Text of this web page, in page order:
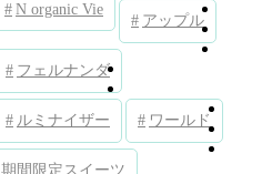
N organic Vie
アップル
フェルナンダ
ルミナイザー ワールド
期間限定スイーツ